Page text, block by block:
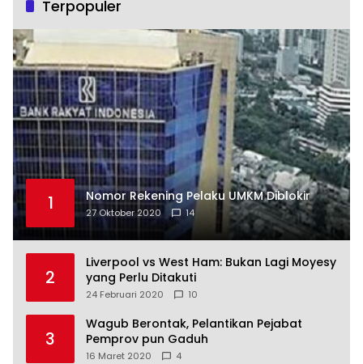
Terpopuler
1 Nomor Rekening Pelaku UMKM Diblokir
27 Oktober 2020 14
2
Liverpool vs West Ham: Bukan Lagi Moyesy
yang Perlu Ditakuti
24 Februari 2020 10
3
Wagub Berontak, Pelantikan Pejabat
Pemprov pun Gaduh
16 Maret 2020 4